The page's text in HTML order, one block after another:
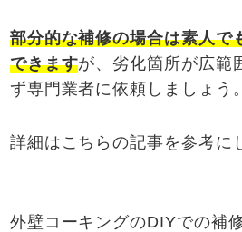
部分的な補修の場合は素人で
できますが、劣化箇所が広範
ず専門業者に依頼しましょう。
詳細はこちらの記事を参考に
外壁コーキングのDIYでの補